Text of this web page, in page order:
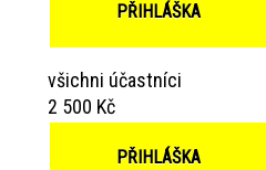
PŘIHLÁŠKA
všichni účastníci
2 500 Kč
PŘIHLÁŠKA